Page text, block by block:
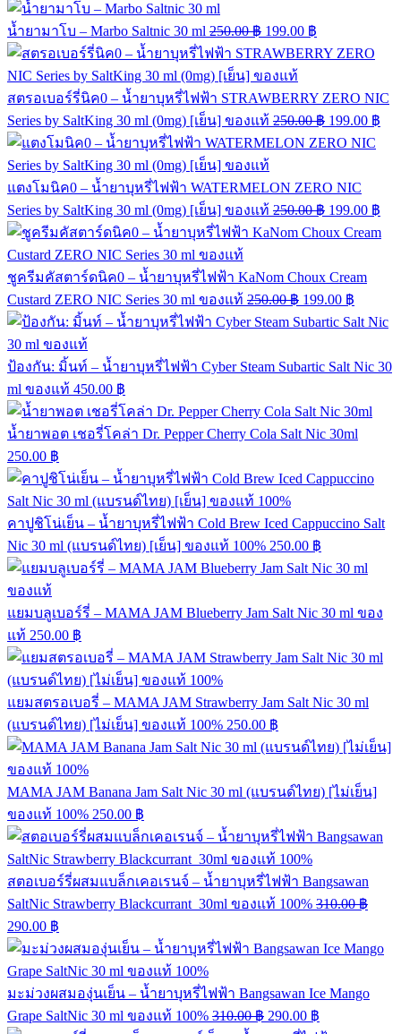
น้ำยามาโบ – Marbo Saltnic 30 ml 250.00฿ 199.00 ฿
สตรอเบอร์รี่นิค0 – น้ำยาบุหรี่ไฟฟ้า STRAWBERRY ZERO NIC
Series by SaltKing 30 ml (0mg) [เย็น] ของแท้ 250.00฿ 199.00 ฿
แตงโมนิค0 – น้ำยาบุหรี่ไฟฟ้า WATERMELON ZERO NIC
Series by SaltKing 30 ml (0mg) [เย็น] ของแท้ 250.00฿ 199.00 ฿
ชูครีมคัสตาร์ดนิค0 – น้ำยาบุหรี่ไฟฟ้า KaNom Choux Cream
Custard ZERO NIC Series 30 ml ของแท้ 250.00฿ 199.00 ฿
ป้องกัน: มิ้นท์ – น้ำยาบุหรี่ไฟฟ้า Cyber Steam Subartic Salt Nic 30
ml ของแท้ 450.00 ฿
น้ำยาพอต เชอรี่โคล่า Dr. Pepper Cherry Cola Salt Nic 30ml
250.00 ฿
คาปูชิโน่เย็น – น้ำยาบุหรี่ไฟฟ้า Cold Brew Iced Cappuccino Salt
Nic 30 ml (แบรนด์ไทย) [เย็น] ของแท้ 100% 250.00 ฿
แยมบลูเบอร์รี่ – MAMA JAM Blueberry Jam Salt Nic 30 ml ของ
แท้ 250.00 ฿
แยมสตรอเบอรี่ – MAMA JAM Strawberry Jam Salt Nic 30 ml
(แบรนด์ไทย) [ไม่เย็น] ของแท้ 100% 250.00 ฿
MAMA JAM Banana Jam Salt Nic 30 ml (แบรนด์ไทย) [ไม่เย็น]
ของแท้ 100% 250.00 ฿
สตอเบอร์รี่ผสมแบล็กเคอเรนจ์ – น้ำยาบุหรี่ไฟฟ้า Bangsawan
SaltNic Strawberry Blackcurrant 30ml ของแท้ 100% 310.00฿
290.00 ฿
มะม่วงผสมองุ่นเย็น – น้ำยาบุหรี่ไฟฟ้า Bangsawan Ice Mango
Grape SaltNic 30 ml ของแท้ 100% 310.00฿ 290.00 ฿